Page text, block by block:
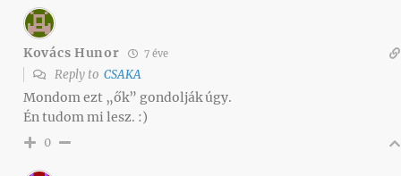
Kovács Hunor 7 éve
Reply to CSAKA
Mondom ezt „ők” gondolják úgy.
Én tudom mi lesz. :)
0